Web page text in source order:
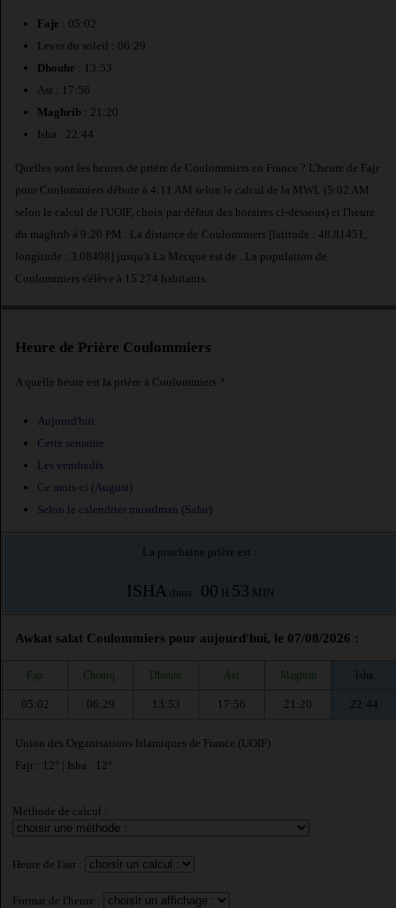
Fajr : 05:02
Lever du soleil : 06:29
Dhouhr : 13:53
Asr : 17:56
Maghrib : 21:20
Isha : 22:44
Quelles sont les heures de prière de Coulommiers en France ? L'heure de Fajr
pour Coulommiers débute à 4:11 AM selon le calcul de la MWL (5:02 AM
selon le calcul de l'UOIF, choix par défaut des horaires ci-dessous) et l'heure
du maghrib à 9:20 PM . La distance de Coulommiers [latitude : 48.81451,
longitude : 3.08498] jusqu'à La Mecque est de . La population de
Coulommiers s'élève à 15 274 habitants.
Heure de Prière Coulommiers
A quelle heure est la prière à Coulommiers ?
Aujourd'hui
Cette semaine
Les vendredis
Ce mois-ci (August)
Selon le calendrier musulman (Safar)
La prochaine prière est :
ISHA dans : 00 H 53 MIN
Awkat salat Coulommiers pour aujourd'hui, le 07/08/2026 :
Fajr Chourq. Dhouhr Asr Maghrib Isha
05:02 06:29 13:53 17:56 21:20 22:44
Union des Organisations Islamiques de France (UOIF)
Fajr : 12° | Isha : 12°
Méthode de calcul :
Heure de l'asr :
Format de l'heure :